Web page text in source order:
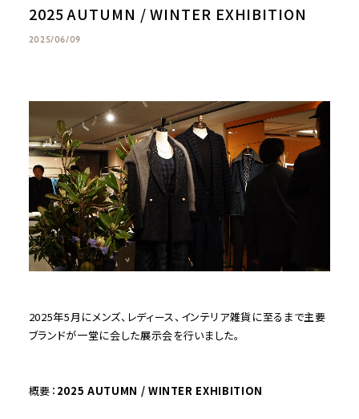
2025 AUTUMN / WINTER EXHIBITION
2025/06/09
2025年5月にメンズ、レディース、インテリア雑貨に至るまで主要
ブランドが一堂に会した展示会を行いました。
概要： 2025 AUTUMN / WINTER EXHIBITION